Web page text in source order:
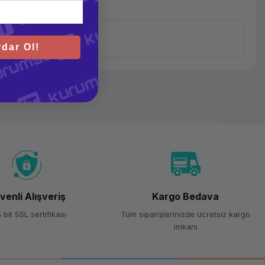
Alışveriş
bit SSL sertifikası
Kargo Bedava
Tüm siparişlerinizde ücretsiz kargo
imkanı
Ol!